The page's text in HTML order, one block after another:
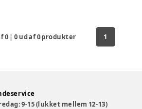
0 |0 ud af0produkter 1
9-15 (lukket mellem 12-13)